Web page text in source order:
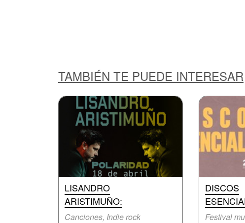
TAMBIÉN TE PUEDE INTERESAR
LISANDRO
ARISTIMUÑO:
Canciones, Indie rock
DISCOS
Festival